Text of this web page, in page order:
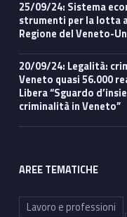
25/09/24: Sistema economico e legalità, regole e
strumenti per la lotta
Regione del Veneto-
20/09/24: Legalità: crimine proliferato in pandemia, in
Veneto quasi 56.000
Libera “Sguardo
criminalità in Veneto”
AREE TEMATICHE
Lavoro e professioni